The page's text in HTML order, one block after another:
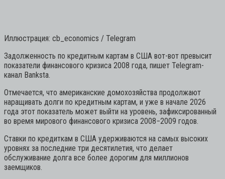
Иллюстрация: cb_economics / Telegram
Задолженность по кредитным картам в США вот-вот превысит
показатели финансового кризиса 2008 года, пишет Telegram-
канал Banksta.
Отмечается, что американские домохозяйства продолжают
наращивать долги по кредитным картам, и уже в начале 2026
года этот показатель может выйти на уровень, зафиксированный
во время мирового финансового кризиса 2008−2009 годов.
Ставки по кредиткам в США удерживаются на самых высоких
уровнях за последние три десятилетия, что делает
обслуживание долга все более дорогим для миллионов
заемщиков.